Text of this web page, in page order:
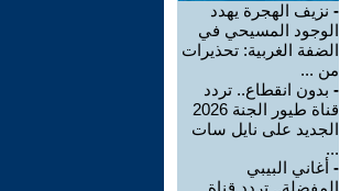
- نزيف الهجرة يهدد
الوجود المسيحي في
الضفة الغربية: تحذيرات
من ...
- بدون انقطاع.. تردد
قناة طيور الجنة 2026
الجديد على نايل سات
...
- أغاني البيبي
المفضلة.. تردد قناة